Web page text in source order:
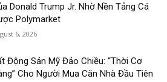
Donald Trump Jr. Nhờ Nền Tảng Cá
Polymarket
6, 2026
Động Sản Mỹ Đảo Chiều: “Thời Cơ
Cho Người Mua Căn Nhà Đầu Tiên